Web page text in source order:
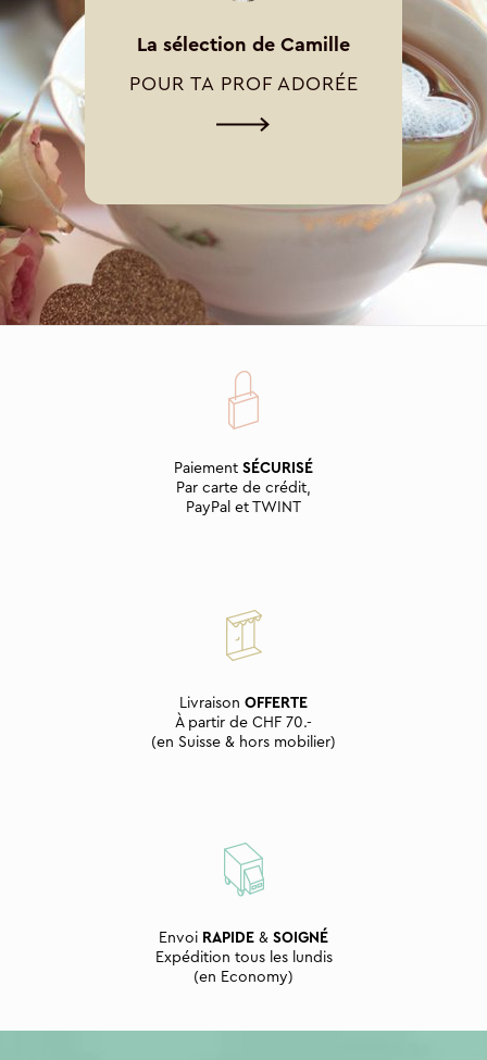
La sélection de Camille
POUR TA PROF ADORÉE
Paiement SÉCURISÉ
Par carte de crédit,
PayPal et TWINT
Livraison OFFERTE
À partir de CHF 70.-
(en Suisse & hors mobilier)
Envoi RAPIDE & SOIGNÉ
Expédition tous les lundis
(en Economy)